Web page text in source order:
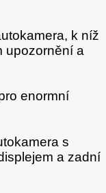
k níž
upozornění a
enormní
s
a zadní